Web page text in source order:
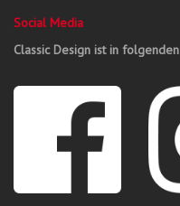
Social Media
Classic Design ist in